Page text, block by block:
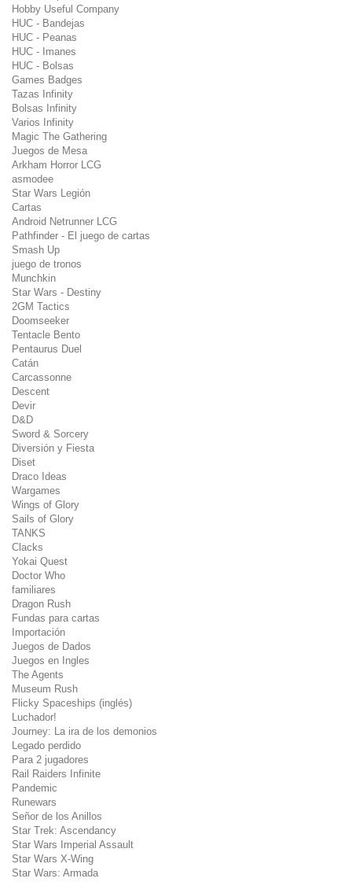
Hobby Useful Company
HUC - Bandejas
HUC - Peanas
HUC - Imanes
HUC - Bolsas
Games Badges
Tazas Infinity
Bolsas Infinity
Varios Infinity
Magic The Gathering
Juegos de Mesa
Arkham Horror LCG
asmodee
Star Wars Legión
Cartas
Android Netrunner LCG
Pathfinder - El juego de cartas
Smash Up
juego de tronos
Munchkin
Star Wars - Destiny
2GM Tactics
Doomseeker
Tentacle Bento
Pentaurus Duel
Catán
Carcassonne
Descent
Devir
D&D
Sword & Sorcery
Diversión y Fiesta
Diset
Draco Ideas
Wargames
Wings of Glory
Sails of Glory
TANKS
Clacks
Yokai Quest
Doctor Who
familiares
Dragon Rush
Fundas para cartas
Importación
Juegos de Dados
Juegos en Ingles
The Agents
Museum Rush
Flicky Spaceships (inglés)
Luchador!
Journey: La ira de los demonios
Legado perdido
Para 2 jugadores
Rail Raiders Infinite
Pandemic
Runewars
Señor de los Anillos
Star Trek: Ascendancy
Star Wars Imperial Assault
Star Wars X-Wing
Star Wars: Armada